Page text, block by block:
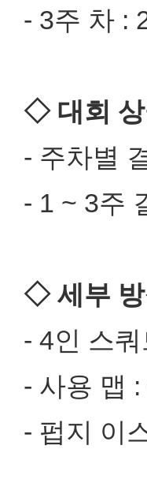
- 3주 차 :
​◇ 대회
- 주차별
- 1 ~ 3주
◇ 세부 방
- 4인 스
- 사용 맵
- 펍지 이